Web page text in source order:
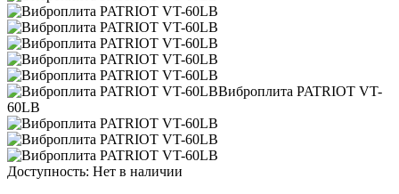
Доступность: Нет в наличии